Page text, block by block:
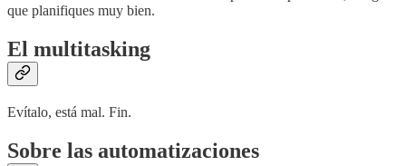
que planifiques muy bien.
El multitasking
Evítalo, está mal. Fin.
Sobre las automatizaciones